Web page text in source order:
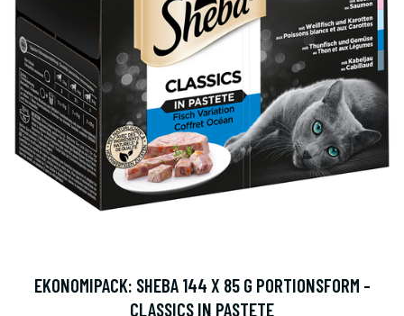
EKONOMIPACK: SHEBA 144 X 85 G PORTIONSFORM -
CLASSICS IN PASTETE